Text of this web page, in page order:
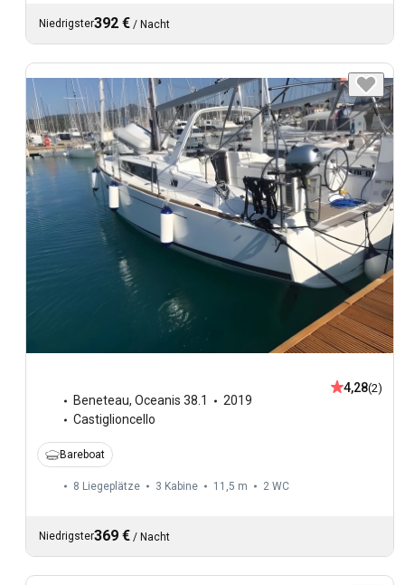
Niedrigster392 € / Nacht
Beneteau, Oceanis 38.1
2019
Castiglioncello
4,28(2)
Bareboat
8 Liegeplätze 3 Kabine 11,5 m 2 WC
Niedrigster369 € / Nacht